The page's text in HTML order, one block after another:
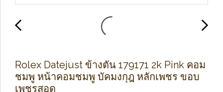
Rolex Datejust ข้างตัน 179171 2k Pink คอม
ชมพู หน้าคอมชมพู บัคมงกุฎ หลักเพชร ขอบ
เพชรสอด